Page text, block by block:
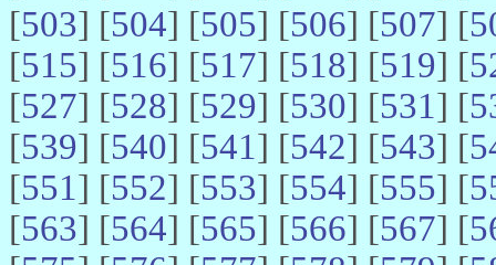
[503] [504] [505] [506] [507] [
[515] [516] [517] [518] [519] [
[527] [528] [529] [530] [531] [
[539] [540] [541] [542] [543] [
[551] [552] [553] [554] [555] [
[563] [564] [565] [566] [567] [